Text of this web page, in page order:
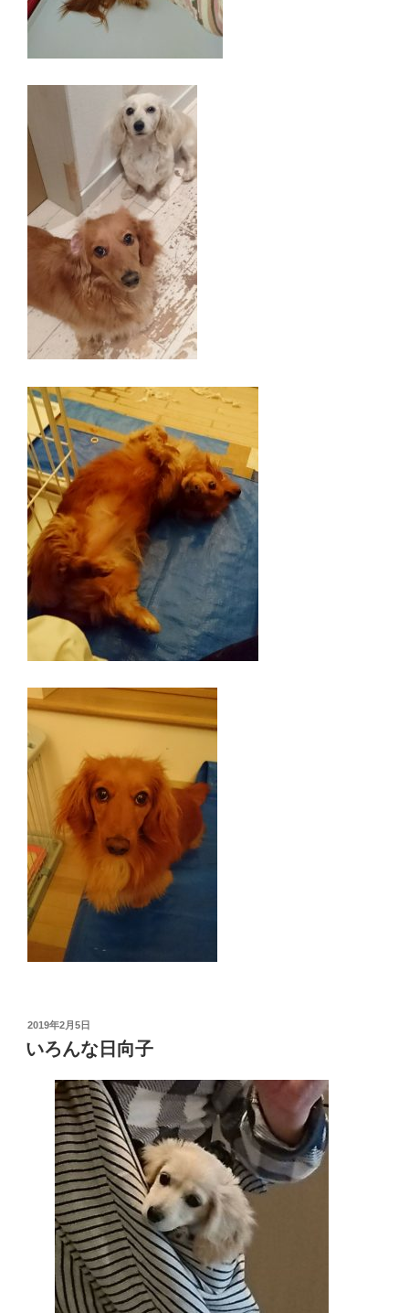
投
稿
日:
2019年2月5日
いろんな日向子